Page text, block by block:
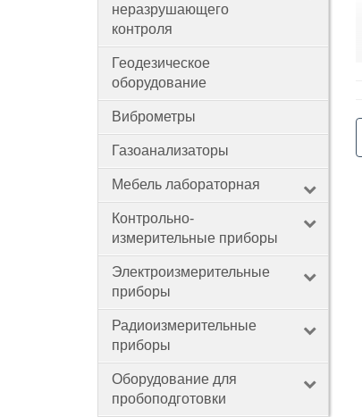
неразрушающего
контроля
Геодезическое
оборудование
Виброметры
Газоанализаторы
Мебель лабораторная
Контрольно-
измерительные приборы
Электроизмерительные
приборы
Радиоизмерительные
приборы
Оборудование для
пробоподготовки